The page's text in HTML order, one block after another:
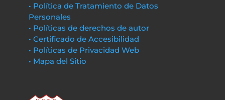
• Política de Tratamiento de Datos
Personales
• Políticas de derechos de autor
• Certificado de Accesibilidad
• Políticas de Privacidad Web
• Mapa del Sitio